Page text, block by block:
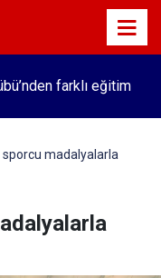
farklı eğitim
sporcu madalyalarla